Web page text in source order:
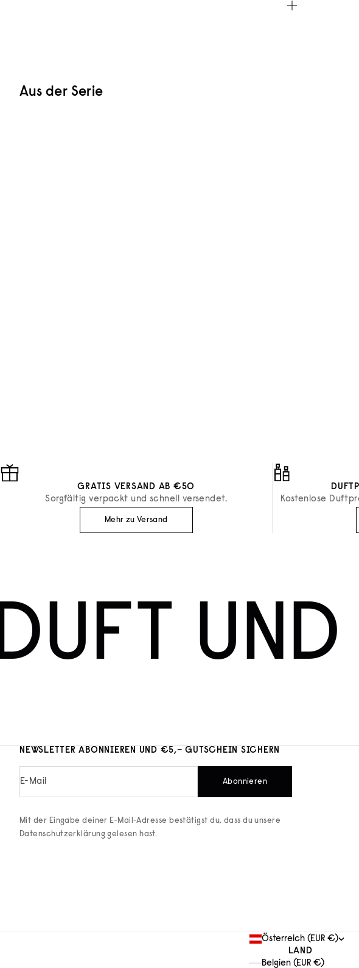
Aus der Serie
GRATIS VERSAND AB €50
Sorgfältig verpackt und schnell versendet.
Mehr zu Versand
Kostenlose
UND
NEWSLETTER ABONNIEREN UND €5,– GUTSCHEIN SICHERN
E-Mail Abonnieren
Mit der Eingabe deiner E-Mail-Adresse bestätigst du, dass du unsere
Datenschutzerklärung gelesen hast.
Österreich (EUR €)
LAND
Belgien (EUR €)